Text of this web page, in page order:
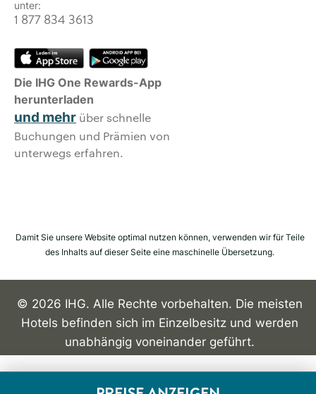
unter:
1 877 834 3613
Die IHG One Rewards-App
herunterladen
und mehr über schnelle
Buchungen und Prämien von
unterwegs erfahren.
Damit Sie unsere Website optimal nutzen können, verwenden wir für Teile
des Inhalts auf dieser Seite eine maschinelle Übersetzung.
© 2026 IHG. Alle Rechte vorbehalten. Die meisten
Hotels befinden sich im Einzelbesitz und werden
unabhängig voneinander geführt.